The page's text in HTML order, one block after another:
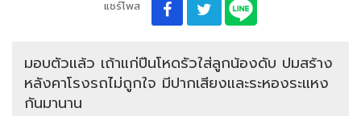
แชร์โพส
มอบตัวแล้ว เถ้าแก่ปืนโหดรัวใส่ลูกน้องดับ ปมสร้าง
หลังคาโรงรถไม่ถูกใจ มีปากเสียงและระหองระแหง
กันมานาน